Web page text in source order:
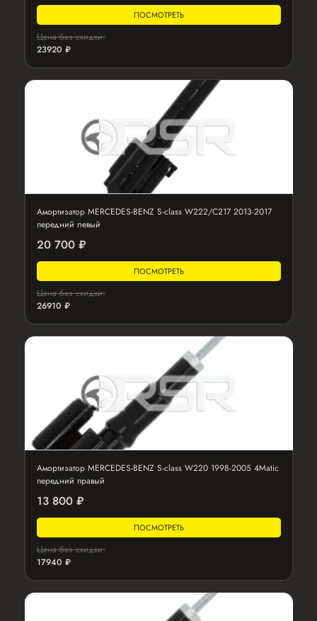
ПОСМОТРЕТЬ
Цена без скидки:
23920 ₽
Амортизатор MERCEDES-BENZ S-class W222/C217 2013-2017
передний левый
20 700 ₽
ПОСМОТРЕТЬ
Цена без скидки:
26910 ₽
Амортизатор MERCEDES-BENZ S-class W220 1998-2005 4Matic
передний правый
13 800 ₽
ПОСМОТРЕТЬ
Цена без скидки:
17940 ₽